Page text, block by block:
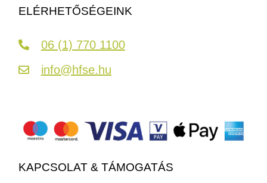
ELÉRHETŐSÉGEINK
06 (1) 770 1100
info@hfse.hu
KAPCSOLAT & TÁMOGATÁS